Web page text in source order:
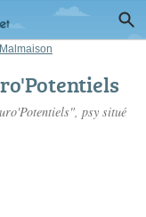
psy situé